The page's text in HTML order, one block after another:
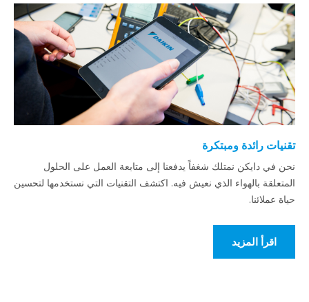
تقنيات رائدة ومبتكرة
نحن في دايكن نمتلك شغفاً يدفعنا إلى متابعة العمل على الحلول
المتعلقة بالهواء الذي نعيش فيه. اكتشف التقنيات التي نستخدمها لتحسين
حياة عملائنا.
اقرأ المزيد